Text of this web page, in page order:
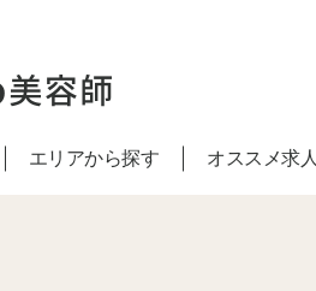
エリアから探す オススメ求人